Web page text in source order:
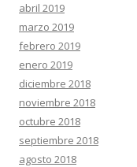
abril 2019
marzo 2019
febrero 2019
enero 2019
diciembre 2018
noviembre 2018
octubre 2018
septiembre 2018
agosto 2018